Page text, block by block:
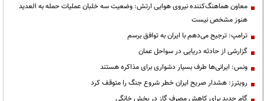
معاون هماهنگ‌کننده نیروی هوایی ارتش: وضعیت سه خلبان عملیات حمله به العدید
هنوز مشخص نیست
ترامپ: ترجیح می‌دهم با ایران به توافق برسم
گزارشی از حادثه دریایی در سواحل عمان
ونس: ایرانی‌ها طرف بسیار دشواری برای مذاکره هستند
رویترز: هشدار صریح ایران خطر شروع جنگ را متوقف کرد
گام جدید برای کاهش مصرف گاز در بخش خانگی